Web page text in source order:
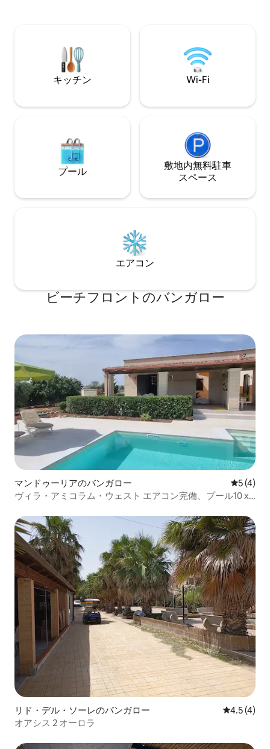
senza inconvenienti per tutti, ti
chiediamo gentilmente un deposito
cauzionale.
lovers Digital
キッチン Wi-Fi
プール
敷地内無料駐⁠車
ス⁠ペ⁠ー⁠ス
エアコン
ビーチフロントのバンガロー
マンドゥーリアのバンガロー レビュー
5 (4)
ヴィラ・アミコラム・ウェスト エアコン完備、プール10 x
リド・デル・ソーレのバンガロー レビュー4
4.5 (4)
オアシス 2 オーロラ